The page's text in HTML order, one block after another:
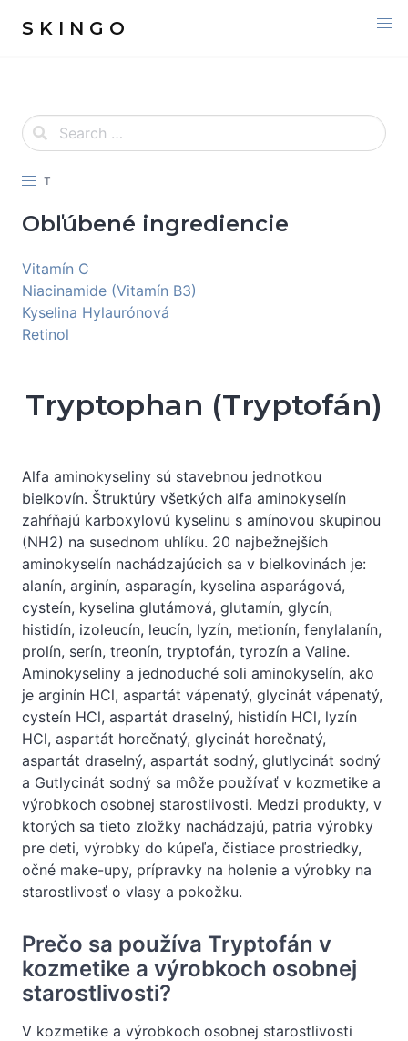
S K I N G O
T
Obľúbené ingrediencie
Vitamín C
Niacinamide (Vitamín B3)
Kyselina Hylaurónová
Retinol
Tryptophan (Tryptofán)
Alfa aminokyseliny sú stavebnou jednotkou
bielkovín. Štruktúry všetkých alfa aminokyselín
zahŕňajú karboxylovú kyselinu s amínovou skupinou
(NH2) na susednom uhlíku. 20 najbežnejších
aminokyselín nachádzajúcich sa v bielkovinách je:
alanín, arginín, asparagín, kyselina asparágová,
cysteín, kyselina glutámová, glutamín, glycín,
histidín, izoleucín, leucín, lyzín, metionín, fenylalanín,
prolín, serín, treonín, tryptofán, tyrozín a Valine.
Aminokyseliny a jednoduché soli aminokyselín, ako
je arginín HCl, aspartát vápenatý, glycinát vápenatý,
cysteín HCl, aspartát draselný, histidín HCl, lyzín
HCl, aspartát horečnatý, glycinát horečnatý,
aspartát draselný, aspartát sodný, glutlycinát sodný
a Gutlycinát sodný sa môže používať v kozmetike a
výrobkoch osobnej starostlivosti. Medzi produkty, v
ktorých sa tieto zložky nachádzajú, patria výrobky
pre deti, výrobky do kúpeľa, čistiace prostriedky,
očné make-upy, prípravky na holenie a výrobky na
starostlivosť o vlasy a pokožku.
Prečo sa používa Tryptofán v
kozmetike a výrobkoch osobnej
starostlivosti?
V kozmetike a výrobkoch osobnej starostlivosti